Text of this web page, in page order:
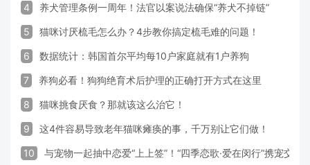
4 养犬管理条例一周年！法官以案说法确保“养犬不掉链”
5 猫咪讨厌梳毛怎么办？4步教你搞定梳毛难的问题！
6 数据统计：韩国首尔平均每10户家庭就有1户养狗
7 养狗必看！狗狗绝育术后护理的正确打开方式在这里
8 猫咪挑食厌食？那就该这么治它！
9 这4件容易导致老年猫咪瘫痪的事，千万别让它们做！
10 与宠物一起抽中恋爱“上上签”！“四季恋歌·爱在闵行”携宠交友